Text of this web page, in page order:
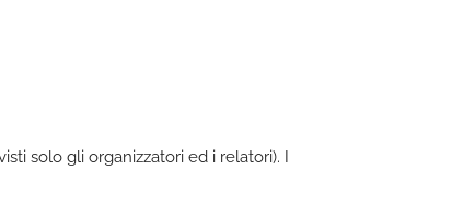
solo gli organizzatori ed i relatori). I